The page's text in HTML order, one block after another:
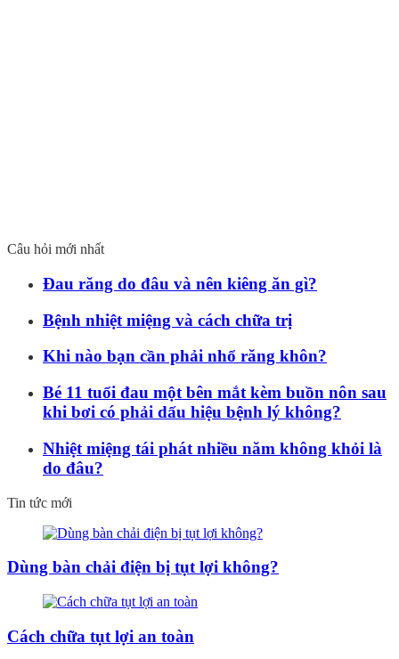
Câu hỏi mới nhất
Đau răng do đâu và nên kiêng ăn gì?
Bệnh nhiệt miệng và cách chữa trị
Khi nào bạn cần phải nhổ răng khôn?
Bé 11 tuổi đau một bên mắt kèm buồn nôn sau
khi bơi có phải dấu hiệu bệnh lý không?
Nhiệt miệng tái phát nhiều năm không khỏi là
do đâu?
Tin tức mới
Dùng bàn chải điện bị tụt lợi không?
Cách chữa tụt lợi an toàn